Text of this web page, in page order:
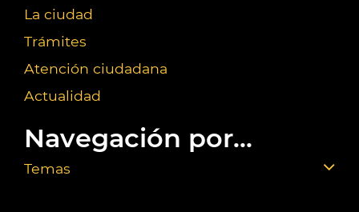
La ciudad
Trámites
Atención ciudadana
Actualidad
Navegación por...
Temas